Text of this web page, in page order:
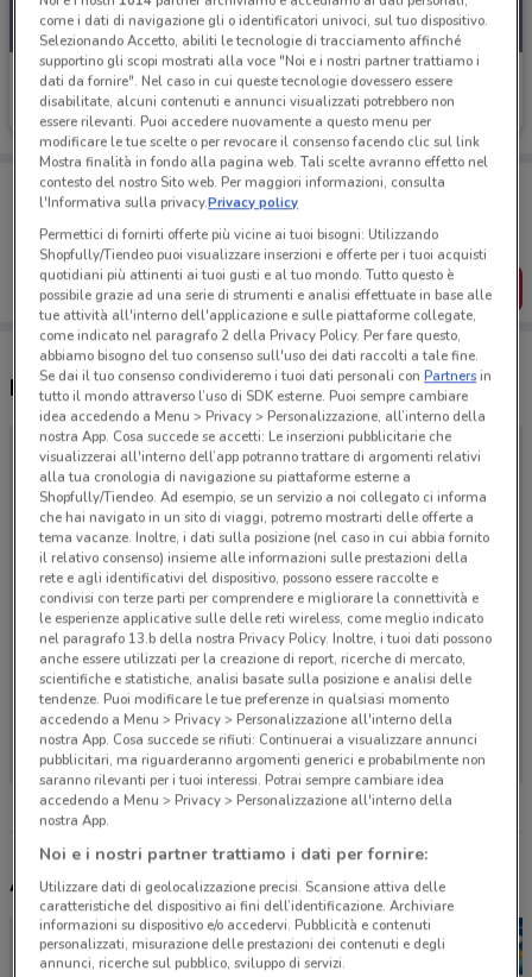
Mondoffice
Scade il 31/12
Porta DoveConviene sempre con te!
Puoi trovare le migliori offerte dei negozi vicino a te,
salvarle e creare la tua lista del risparmio, comodamente
dal tuo cellulare.
SCARICA L’APP
Negozi Mondoffice a Pontecagnano Faiano
Non ci sono negozi nelle vicinanze
Altri volantini nelle vicinanze
come i dati di navigazione gli o identificatori univoci, sul tuo dispositivo.
Selezionando Accetto, abiliti le tecnologie di tracciamento affinché
supportino gli scopi mostrati alla voce "Noi e i nostri partner trattiamo i
dati da fornire". Nel caso in cui queste tecnologie dovessero essere
disabilitate, alcuni contenuti e annunci visualizzati potrebbero non
essere rilevanti. Puoi accedere nuovamente a questo menu per
modificare le tue scelte o per revocare il consenso facendo clic sul link
Mostra finalità in fondo alla pagina web. Tali scelte avranno effetto nel
contesto del nostro Sito web. Per maggiori informazioni, consulta
l'Informativa sulla privacy.Privacy policy
Permettici di fornirti offerte più vicine ai tuoi bisogni: Utilizzando
Shopfully/Tiendeo puoi visualizzare inserzioni e offerte per i tuoi acquisti
quotidiani più attinenti ai tuoi gusti e al tuo mondo. Tutto questo è
possibile grazie ad una serie di strumenti e analisi effettuate in base alle
tue attività all'interno dell'applicazione e sulle piattaforme collegate,
come indicato nel paragrafo 2 della Privacy Policy. Per fare questo,
abbiamo bisogno del tuo consenso sull'uso dei dati raccolti a tale fine.
Se dai il tuo consenso condivideremo i tuoi dati personali conPartnersin
tutto il mondo attraverso l’uso di SDK esterne. Puoi sempre cambiare
idea accedendo a Menu > Privacy > Personalizzazione, all’interno della
nostra App. Cosa succede se accetti: Le inserzioni pubblicitarie che
visualizzerai all'interno dell’app potranno trattare di argomenti relativi
alla tua cronologia di navigazione su piattaforme esterne a
Shopfully/Tiendeo. Ad esempio, se un servizio a noi collegato ci informa
che hai navigato in un sito di viaggi, potremo mostrarti delle offerte a
tema vacanze. Inoltre, i dati sulla posizione (nel caso in cui abbia fornito
il relativo consenso) insieme alle informazioni sulle prestazioni della
rete e agli identificativi del dispositivo, possono essere raccolte e
condivisi con terze parti per comprendere e migliorare la connettività e
le esperienze applicative sulle delle reti wireless, come meglio indicato
nel paragrafo 13.b della nostra Privacy Policy. Inoltre, i tuoi dati possono
anche essere utilizzati per la creazione di report, ricerche di mercato,
scientifiche e statistiche, analisi basate sulla posizione e analisi delle
tendenze. Puoi modificare le tue preferenze in qualsiasi momento
accedendo a Menu > Privacy > Personalizzazione all'interno della
nostra App. Cosa succede se rifiuti: Continuerai a visualizzare annunci
pubblicitari, ma riguarderanno argomenti generici e probabilmente non
saranno rilevanti per i tuoi interessi. Potrai sempre cambiare idea
accedendo a Menu > Privacy > Personalizzazione all'interno della
nostra App.
Noi e i nostri partner trattiamo i dati per fornire:
Utilizzare dati di geolocalizzazione precisi. Scansione attiva delle
caratteristiche del dispositivo ai fini dell’identificazione. Archiviare
informazioni su dispositivo e/o accedervi. Pubblicità e contenuti
personalizzati, misurazione delle prestazioni dei contenuti e degli
annunci, ricerche sul pubblico, sviluppo di servizi.